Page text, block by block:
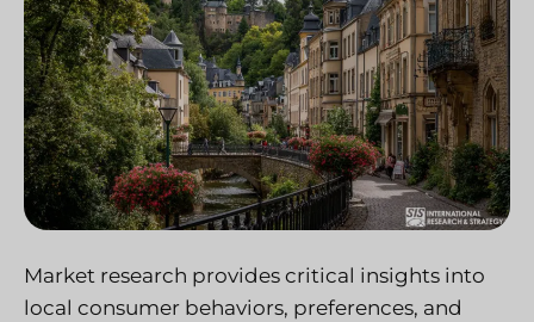
Market research provides critical insights into
local consumer behaviors, preferences, and